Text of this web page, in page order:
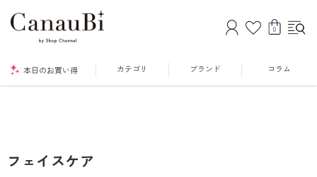
0
本日のお買い得 カテゴリ ブランド コラム
フェイスケア